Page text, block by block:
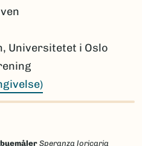
Universitetet i Oslo
Speranza loricaria